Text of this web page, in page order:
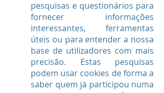
pesquisas e questionários para
fornecer informações
interessantes, ferramentas
úteis ou para entender a nossa
base de utilizadores com mais
precisão. Estas pesquisas
podem usar cookies de forma a
saber quem já participou numa